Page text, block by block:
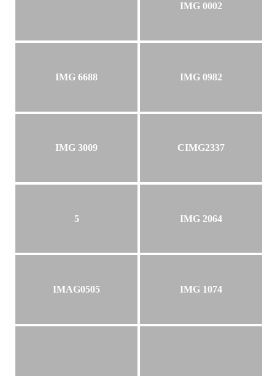
IMG 0002
IMG 6688 IMG 0982
IMG 3009 CIMG2337
5 IMG 2064
IMAG0505 IMG 1074